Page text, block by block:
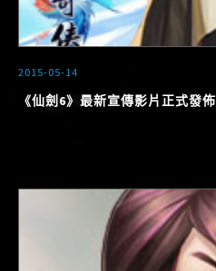
2015-05-14
《仙劍6》最新宣傳影片正式發佈